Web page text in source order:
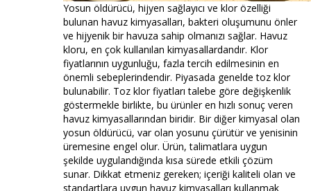
Yosun öldürücü, hijyen sağlayıcı ve klor özelliği
bulunan havuz kimyasalları, bakteri oluşumunu önler
ve hijyenik bir havuza sahip olmanızı sağlar. Havuz
kloru, en çok kullanılan kimyasallardandır. Klor
fiyatlarının uygunluğu, fazla tercih edilmesinin en
önemli sebeplerindendir. Piyasada genelde toz klor
bulunabilir. Toz klor fiyatları talebe göre değişkenlik
göstermekle birlikte, bu ürünler en hızlı sonuç veren
havuz kimyasallarından biridir. Bir diğer kimyasal olan
yosun öldürücü, var olan yosunu çürütür ve yenisinin
üremesine engel olur. Ürün, talimatlara uygun
şekilde uygulandığında kısa sürede etkili çözüm
sunar. Dikkat etmeniz gereken; içeriği kaliteli olan ve
standartlara uygun havuz kimyasalları kullanmak